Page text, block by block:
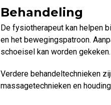
Behandeling
De fysiotherapeut kan helpen
en het bewegingspatroon.
schoeisel kan worden gekeken.
Verdere behandeltechnieken
massagetechnieken en